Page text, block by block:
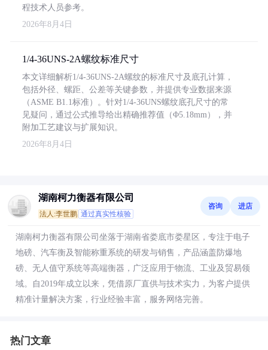
程技术人员参考。
2026年8月4日
1/4-36UNS-2A螺纹标准尺寸
本文详细解析1/4-36UNS-2A螺纹的标准尺寸及底孔计算，
包括外径、螺距、公差等关键参数，并提供专业数据来源
（ASME B1.1标准）。针对1/4-36UNS螺纹底孔尺寸的常
见疑问，通过公式推导给出精确推荐值（Φ5.18mm），并
附加工艺建议与扩展知识。
2026年8月4日
湖南柯力衡器有限公司
法人:李世鹏 通过真实性核验
咨询 进店
湖南柯力衡器有限公司坐落于湖南省娄底市娄星区，专注于电子
地磅、汽车衡及智能称重系统的研发与销售，产品涵盖防爆地
磅、无人值守系统等高端衡器，广泛应用于物流、工业及贸易领
域。自2019年成立以来，凭借原厂直供与技术实力，为客户提供
精准计量解决方案，行业经验丰富，服务网络完善。
热门文章